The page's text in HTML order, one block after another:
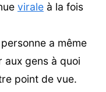
virale à la fois
a même
aux gens à quoi
point de vue.